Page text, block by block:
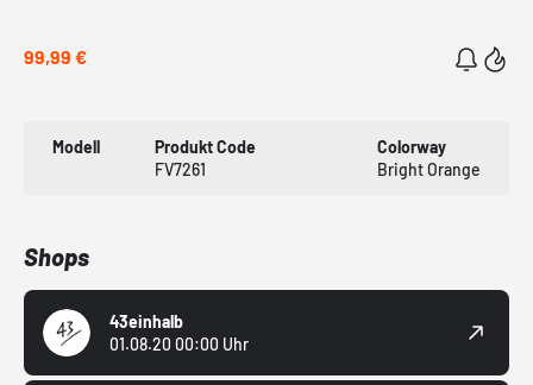
99,99 €
Modell
Produkt Code
FV7261
Colorway
Bright Orange
Shops
43einhalb
01.08.20 00:00 Uhr